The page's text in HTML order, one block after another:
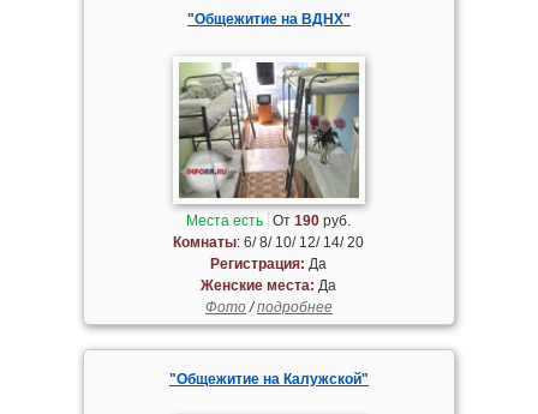
"Общежитие на ВДНХ"
Места есть От190 руб.
Комнаты: 6/ 8/ 10/ 12/ 14/ 20
Регистрация: Да
Женские места: Да
Фото/подробнее
"Общежитие на Калужской"